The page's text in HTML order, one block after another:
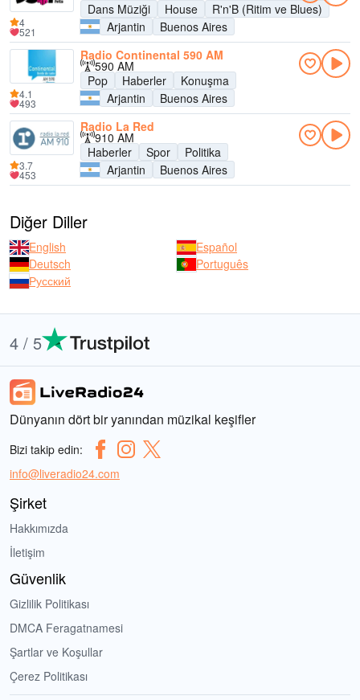
Dans Müziği
House
R'n'B (Ritim ve Blues)
Arjantin
Buenos Aires
4
521
Radio Continental 590 AM
590 AM
Pop
Haberler
Konuşma
Arjantin
Buenos Aires
4.1
493
Radio La Red
910 AM
Haberler
Spor
Politika
Arjantin
Buenos Aires
3.7
453
Diğer Diller
English
Español
Deutsch
Português
Русский
4 / 5
Dünyanın dört bir yanından müzikal keşifler
Bizi takip edin:
info@liveradio24.com
Şirket
Hakkımızda
İletişim
Güvenlik
Gizlilik Politikası
DMCA Feragatnamesi
Şartlar ve Koşullar
Çerez Politikası